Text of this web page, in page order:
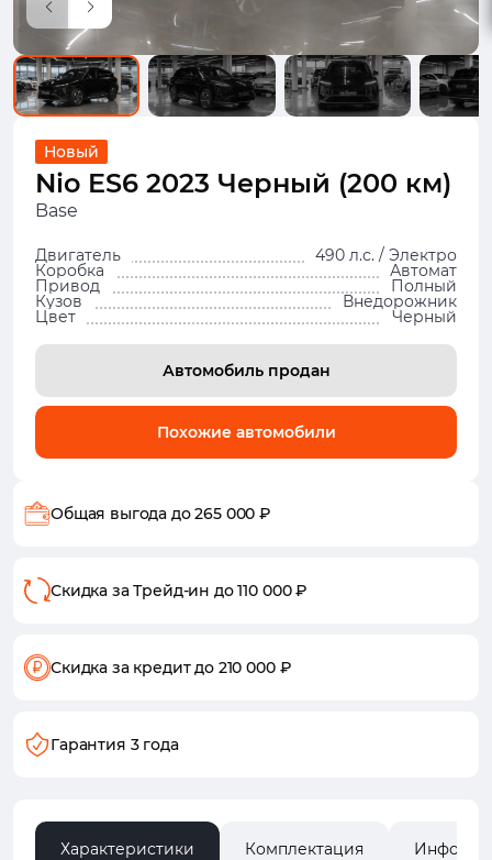
Новый
Nio ES6 2023 Черный (200 км)
Base
Двигатель 490 л.с. / Электро
Коробка Автомат
Привод Полный
Кузов Внедорожник
Цвет Черный
Автомобиль продан
Похожие автомобили
Общая выгода до 265 000 ₽
Скидка за Трейд-ин до 110 000 ₽
Скидка за кредитдо 210 000 ₽
Гарантия 3 года
Характеристики Комплектация